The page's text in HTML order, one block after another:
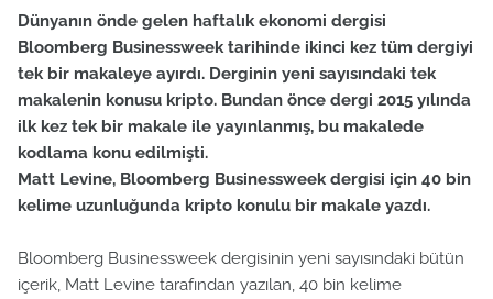
Dünyanın önde gelen haftalık ekonomi dergisi
Bloomberg Businessweek tarihinde ikinci kez tüm dergiyi
tek bir makaleye ayırdı. Derginin yeni sayısındaki tek
makalenin konusu kripto. Bundan önce dergi 2015 yılında
ilk kez tek bir makale ile yayınlanmış, bu makalede
kodlama konu edilmişti.
Matt Levine, Bloomberg Businessweek dergisi için 40 bin
kelime uzunluğunda kripto konulu bir makale yazdı.
Bloomberg Businessweek dergisinin yeni sayısındaki bütün
içerik, Matt Levine tarafından yazılan, 40 bin kelime